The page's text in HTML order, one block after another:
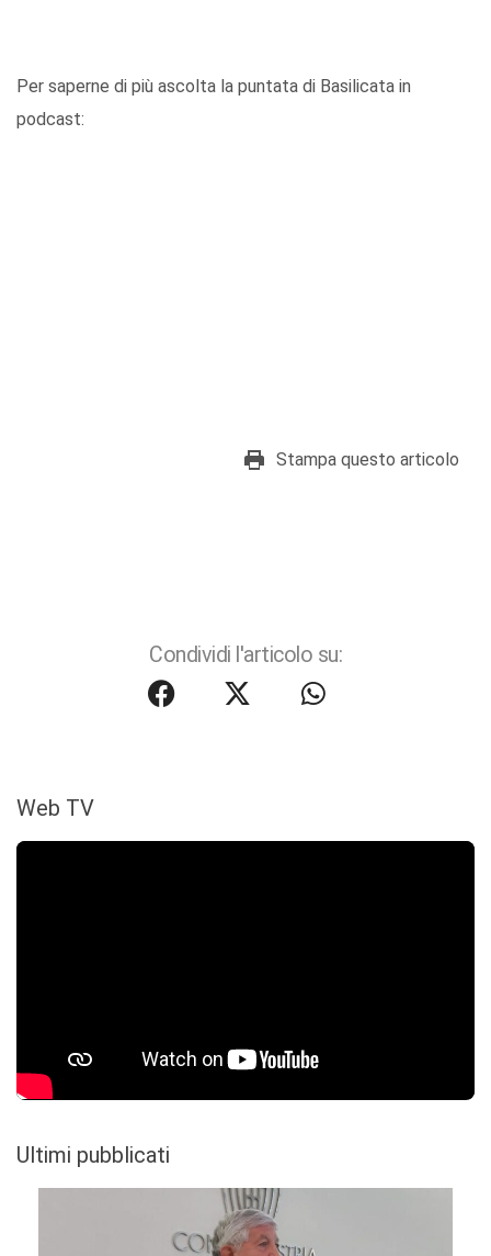
Per saperne di più ascolta la puntata di Basilicata in
podcast:
Stampa questo articolo
Condividi l'articolo su:
Web TV
Ultimi pubblicati